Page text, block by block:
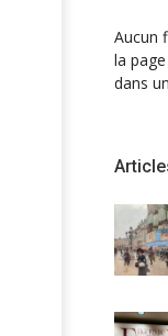
Aucun
la page
dans